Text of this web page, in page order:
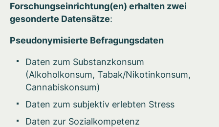
Forschungseinrichtung(en) erhalten zwei
gesonderte Datensätze:
Pseudonymisierte Befragungsdaten
Daten zum Substanzkonsum
(Alkoholkonsum, Tabak/Nikotinkonsum,
Cannabiskonsum)
Daten zum subjektiv erlebten Stress
Daten zur Sozialkompetenz